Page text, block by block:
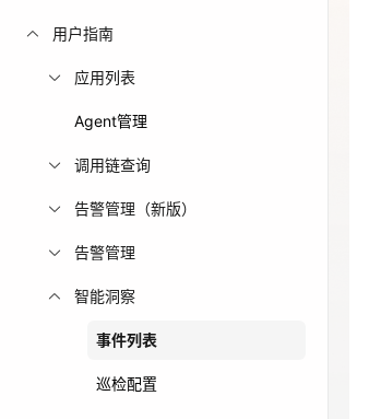
用户指南
应用列表
Agent管理
调用链查询
告警管理（新版）
告警管理
智能洞察
事件列表
巡检配置